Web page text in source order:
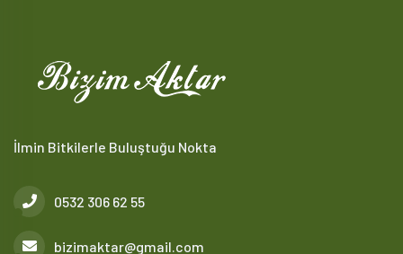
İlmin Bitkilerle Buluştuğu Nokta
0532 306 62 55
bizimaktar@gmail.com